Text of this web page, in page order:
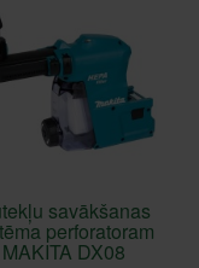
savākšanas
perforatoram
MAKITA DX08